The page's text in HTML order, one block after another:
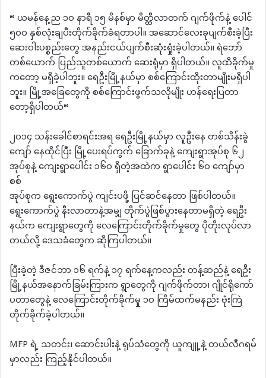
“ ယမန်နေ့ည ၁၀ နာရီ ၁၅ မိနစ်မှာ မိတ္ထီလာတက် ဂျက်ဖိုက်နဲ့ ပေါင်
၅၀၀ နှစ်လုံးချပီးတိုက်ခိုက်ခံရတာပါ။ အဆောင်လေးခုပျက်စီးခဲ့ပြီး
ဆေးဝါးပစ္စည်းတွေ အနည်းငယ်ပျက်စီးဆုံးရှုံးခဲ့ပါတယ်။ ရဲဘော်
တစ်ယောက် ပြည်သူတစ်ယောက် ဆေးရုံမှာ ရှိပါတယ်။ လူထိခိုက်မှု
ကတော့ မရှိခဲ့ပါဘူး။ ရေဦးမြို့နယ်မှာ စစ်ကြောင်းထိုးတာမျိုးမရှိပါ
ဘူး။ မြို့အခြေတွေကို စစ်ကြောင်းဖွက်သလိုမျိုး ဟန်ရေးပြတာ
တော့ရှိပါတယ်“
၂၀၁၄ သန်းခေါင်စာရင်းအရ ရေဦးမြို့နယ်မှာ လူဦးနေ တစ်သိန်းခွဲ
ကျော် နေထိုင်ပြီး မြို့ပေးရပ်ကွက် ခြောက်ခုနဲ့ ကျေးရွာအုပ်စု ၆၂
အုပ်စုနဲ့ ကျေးရွာပေါင်း ၁၆၀ ရှိတဲ့အထဲက ရွာပေါင်း ၆၀ ကျော်မှာ
စစ်
အုပ်စုက ရွေးကောက်ပွဲ ကျင်းပဖို့ ပြင်ဆင်နေတာ ဖြစ်ပါတယ်။
ရွေးကောက်ပွဲ နီးလာတာနဲ့အမျှ တိုက်ပွဲဖြစ်ပွားနေတာမရှိတဲ့ ရေဦး
နယ်က ကျေးရွာတွေကို လေကြောင်းတိုက်ခိုက်မှုတွေ ပိုတိုးလုပ်လာ
တယ်လို့ ဒေသခံတွေက ဆိုကြပါတယ်။
ပြီးခဲ့တဲ့ ဒီဇင်ဘာ ၁၆ ရက်နဲ့ ၁၇ ရက်နေ့ကလည်း တန့်ဆည်နဲ့ ရေဦး
မြို့နယ်အနောက်ခြမ်းကြားက ရွာတွေကို ဂျက်ဖိုက်တာ၊ ဂျိုင်ရိုကော်
ပတာတွေနဲ့ လေကြောင်းတိုက်ခိုက်မှု ၁၀ ကြိမ်ထက်မနည်း ဗုံးကြဲ
တိုက်ခိုက်ခဲ့ပါတယ်။
MFP ရဲ့ သတင်း၊ ဆောင်းပါးနဲ့ ရုပ်သံတွေကို ယူကျူ့နဲ့ တယ်လီဂရမ်
မှာလည်း ကြည့်နိုင်ပါတယ်။